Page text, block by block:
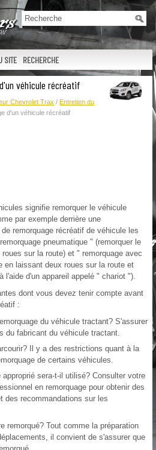
SITE RECHERCHE
véhicule récréatif
Chevrolet Trax / Entretien du
d'un véhicule récréatif
signifie remorquer le véhicule
par exemple derrière une
remorquage récréatif de véhicule les
pneumatique " (remorquer le
sur la route) et " remorquage avec
en laissant deux roues sur la route et
l'aide d'un appareil appelé " chariot ").
dont vous devez tenir compte avant
:
du véhicule tractant? S'assurer
du fabricant du véhicule tractant.
Il y a des restrictions quant à la
de certains véhicules.
approprié sera-t-il utilisé? Consulter votre
en remorquage pour obtenir des
des recommandations sur les
remorqué? Tout comme la préparation
il convient de s'assurer que